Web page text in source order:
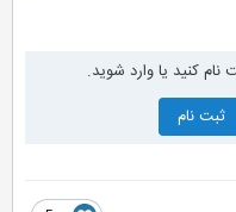
کنید یا وارد شوید.
ثبت نام